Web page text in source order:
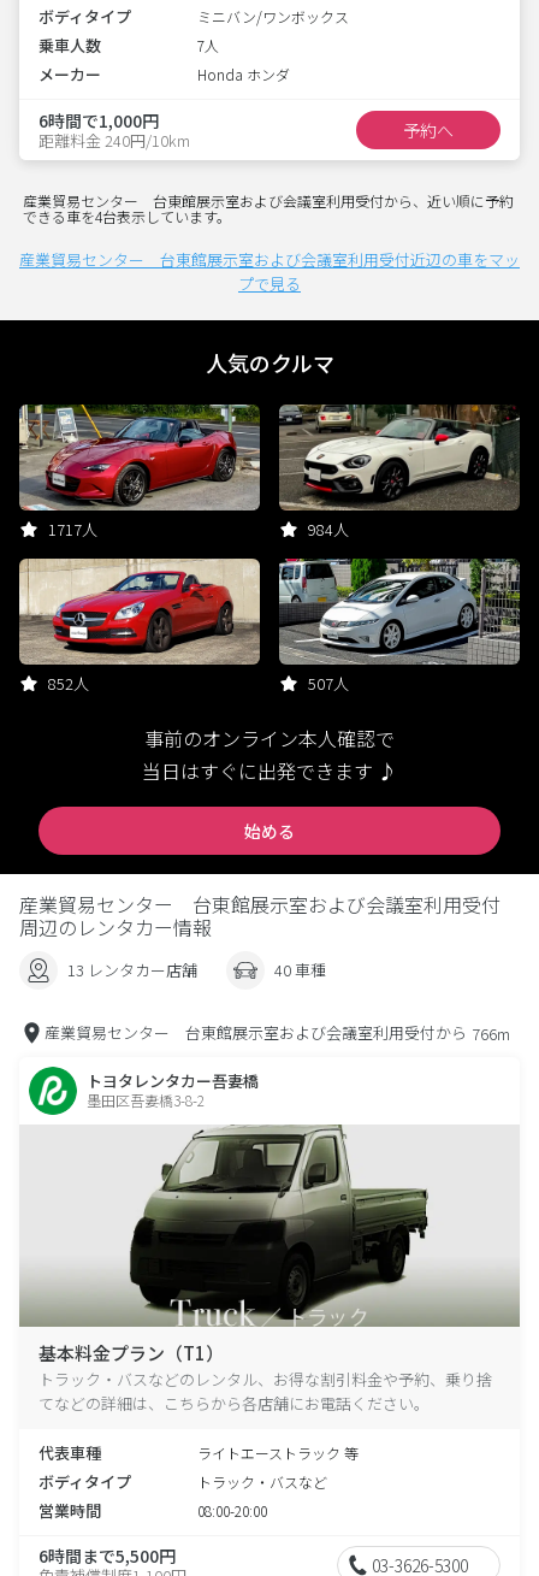
ボディタイプ ミニバン/ワンボックス
乗車人数 7人
メーカー Honda ホンダ
6時間で1,000円
距離料金 240円/10km 予約へ
産業貿易センター 台東館展示室および会議室利用受付から、近い順に予約
できる車を4台表示しています。
産業貿易センター 台東館展示室および会議室利用受付近辺の車をマッ
プで見る
人気のクルマ
1717人 984人
852人 507人
事前のオンライン本人確認で
当日はすぐに出発できます ♪
始める
産業貿易センター 台東館展示室および会議室利用受付
周辺のレンタカー情報
13 レンタカー店舗 40 車種
産業貿易センター 台東館展示室および会議室利用受付から 766m
トヨタレンタカー吾妻橋
墨田区吾妻橋3-8-2
基本料金プラン（T1）
トラック・バスなどのレンタル、お得な割引料金や予約、乗り捨
てなどの詳細は、こちらから各店舗にお電話ください。
代表車種 ライトエーストラック 等
ボディタイプ トラック・バスなど
営業時間 08:00-20:00
6時間まで5,500円 03-3626-5300